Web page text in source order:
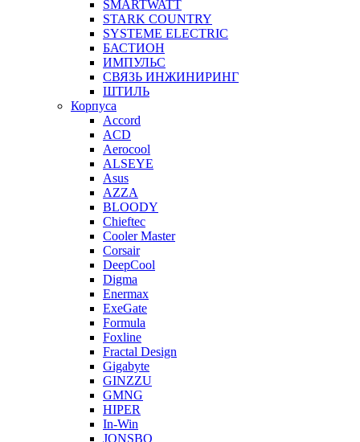
SMARTWATT
STARK COUNTRY
SYSTEME ELECTRIC
БАСТИОН
ИМПУЛЬС
СВЯЗЬ ИНЖИНИРИНГ
ШТИЛЬ
Корпуса
Accord
ACD
Aerocool
ALSEYE
Asus
AZZA
BLOODY
Chieftec
Cooler Master
Corsair
DeepCool
Digma
Enermax
ExeGate
Formula
Foxline
Fractal Design
Gigabyte
GINZZU
GMNG
HIPER
In-Win
JONSBO